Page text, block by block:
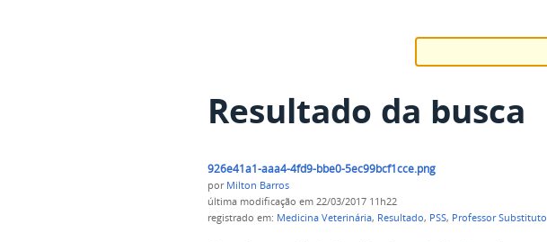
Resultado da busca
926e41a1-aaa4-4fd9-bbe0-5ec99bcf1cce.png
por Milton Barros
última modificação em 22/03/2017 11h22
registrado em: Medicina Veterinária, Resultado, PSS, Professor Substituto